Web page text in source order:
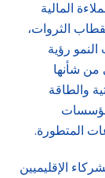
المالية
الثروات،
رؤية
من شأنها
والطاقة
المتطورة.
الإقليميين